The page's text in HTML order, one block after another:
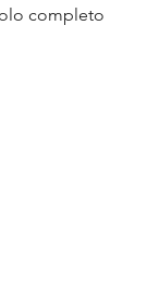
completo